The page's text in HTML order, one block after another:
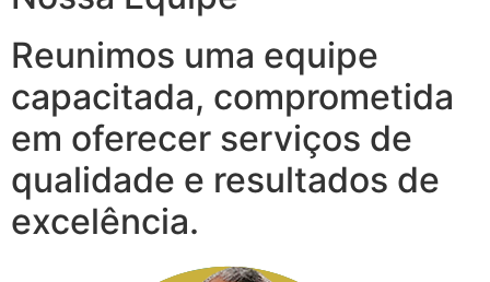
Reunimos uma equipe
capacitada, comprometida
em oferecer serviços de
qualidade e resultados de
excelência.